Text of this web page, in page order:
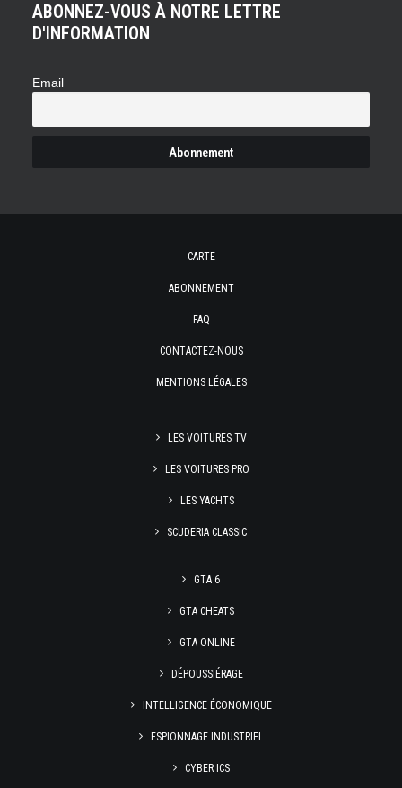
ABONNEZ-VOUS À NOTRE LETTRE
D'INFORMATION
Email
CARTE
ABONNEMENT
FAQ
CONTACTEZ-NOUS
MENTIONS LÉGALES
LES VOITURES TV
LES VOITURES PRO
LES YACHTS
SCUDERIA CLASSIC
GTA 6
GTA CHEATS
GTA ONLINE
DÉPOUSSIÉRAGE
INTELLIGENCE ÉCONOMIQUE
ESPIONNAGE INDUSTRIEL
CYBER ICS